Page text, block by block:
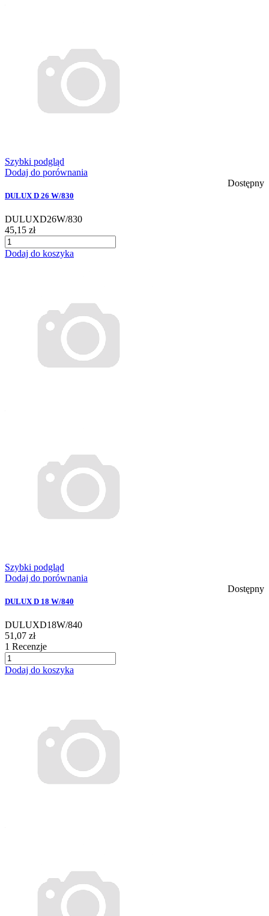
Szybki podgląd
Dodaj do porównania
Dostępny
DULUX D 26 W/830
DULUXD26W/830
45,15 zł
Dodaj do koszyka
Szybki podgląd
Dodaj do porównania
Dostępny
DULUX D 18 W/840
DULUXD18W/840
51,07 zł
1 Recenzje
Dodaj do koszyka